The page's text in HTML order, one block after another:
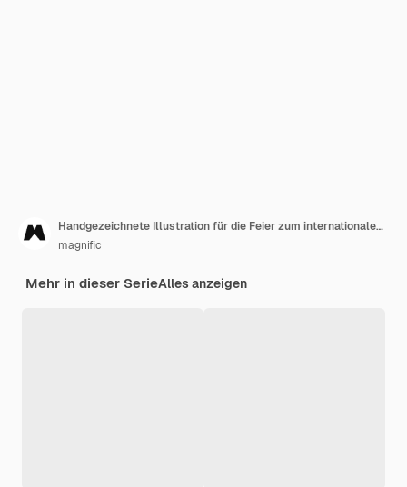
Handgezeichnete Illustration für die Feier zum internationalen Tag der Krankenschwestern
magnific
Mehr in dieser SerieAlles anzeigen